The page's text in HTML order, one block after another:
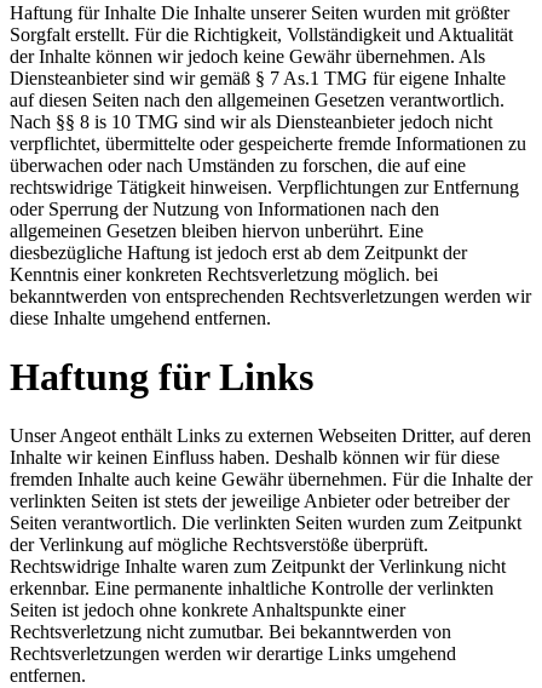
Haftung für Inhalte Die Inhalte unserer Seiten wurden mit größter
Sorgfalt erstellt. Für die Richtigkeit, Vollständigkeit und Aktualität
der Inhalte können wir jedoch keine Gewähr übernehmen. Als
Diensteanbieter sind wir gemäß § 7 As.1 TMG für eigene Inhalte
auf diesen Seiten nach den allgemeinen Gesetzen verantwortlich.
Nach §§ 8 is 10 TMG sind wir als Diensteanbieter jedoch nicht
verpflichtet, übermittelte oder gespeicherte fremde Informationen zu
überwachen oder nach Umständen zu forschen, die auf eine
rechtswidrige Tätigkeit hinweisen. Verpflichtungen zur Entfernung
oder Sperrung der Nutzung von Informationen nach den
allgemeinen Gesetzen bleiben hiervon unberührt. Eine
diesbezügliche Haftung ist jedoch erst ab dem Zeitpunkt der
Kenntnis einer konkreten Rechtsverletzung möglich. bei
bekanntwerden von entsprechenden Rechtsverletzungen werden wir
diese Inhalte umgehend entfernen.
Haftung für Links
Unser Angeot enthält Links zu externen Webseiten Dritter, auf deren
Inhalte wir keinen Einfluss haben. Deshalb können wir für diese
fremden Inhalte auch keine Gewähr übernehmen. Für die Inhalte der
verlinkten Seiten ist stets der jeweilige Anbieter oder betreiber der
Seiten verantwortlich. Die verlinkten Seiten wurden zum Zeitpunkt
der Verlinkung auf mögliche Rechtsverstöße überprüft.
Rechtswidrige Inhalte waren zum Zeitpunkt der Verlinkung nicht
erkennbar. Eine permanente inhaltliche Kontrolle der verlinkten
Seiten ist jedoch ohne konkrete Anhaltspunkte einer
Rechtsverletzung nicht zumutbar. Bei bekanntwerden von
Rechtsverletzungen werden wir derartige Links umgehend
entfernen.